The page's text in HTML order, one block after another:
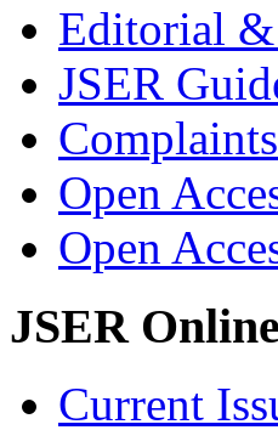
Editorial
JSER
Open
Open
JSER Online
Current